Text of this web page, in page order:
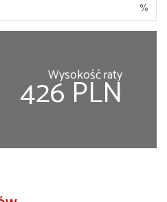
%
Wysokość raty
426 PLN